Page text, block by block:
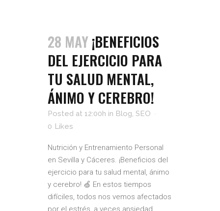
28 MAY¡BENEFICIOS
DEL EJERCICIO PARA
TU SALUD MENTAL,
ÁNIMO Y CEREBRO!
Posted at 12:00h in Blog, SEO
0 Likes
Nutrición y Entrenamiento Personal
en Sevilla y Cáceres. ¡Beneficios del
ejercicio para tu salud mental, ánimo
y cerebro! 🍏 En estos tiempos
difíciles, todos nos vemos afectados
por el estrés, a veces ansiedad